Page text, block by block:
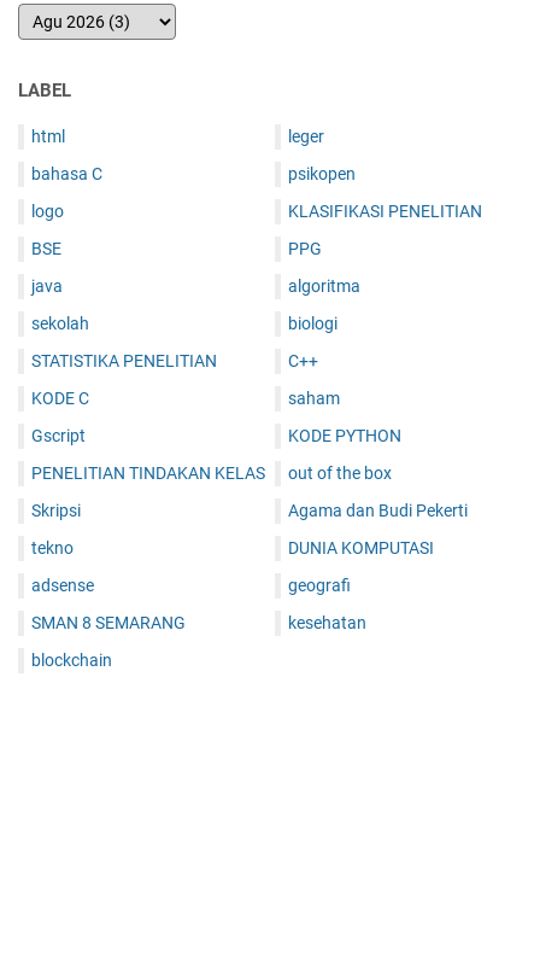
LABEL
html
bahasa C
logo
BSE
java
sekolah
STATISTIKA PENELITIAN
KODE C
Gscript
PENELITIAN TINDAKAN KELAS
Skripsi
tekno
adsense
SMAN 8 SEMARANG
blockchain
leger
psikopen
KLASIFIKASI PENELITIAN
PPG
algoritma
biologi
C++
saham
KODE PYTHON
out of the box
Agama dan Budi Pekerti
DUNIA KOMPUTASI
geografi
kesehatan